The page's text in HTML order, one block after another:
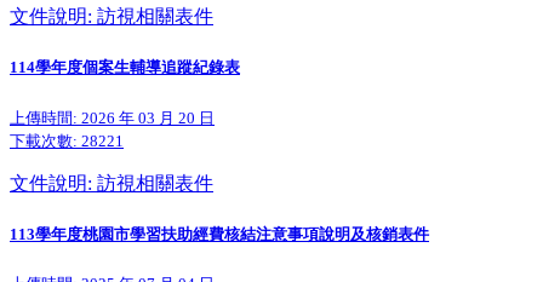
文件說明: 訪視相關表件
114學年度個案生輔導追蹤紀錄表
上傳時間: 2026 年 03 月 20 日
下載次數: 28221
文件說明: 訪視相關表件
113學年度桃園市學習扶助經費核結注意事項說明及核銷表件